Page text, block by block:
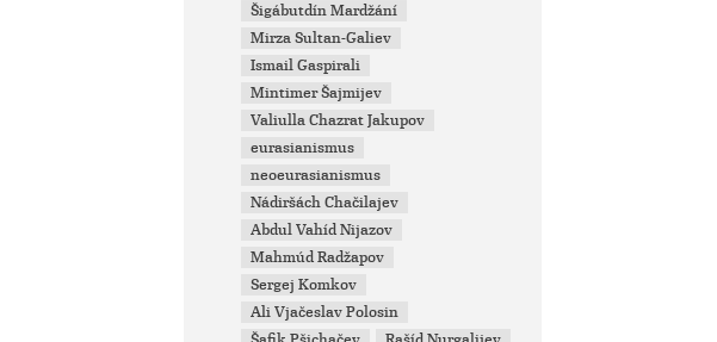
Šigábutdín Mardžání
Mirza Sultan-Galiev
Ismail Gaspirali
Mintimer Šajmijev
Valiulla Chazrat Jakupov
eurasianismus
neoeurasianismus
Nádiršách Chačilajev
Abdul Vahíd Nijazov
Mahmúd Radžapov
Sergej Komkov
Ali Vjačeslav Polosin